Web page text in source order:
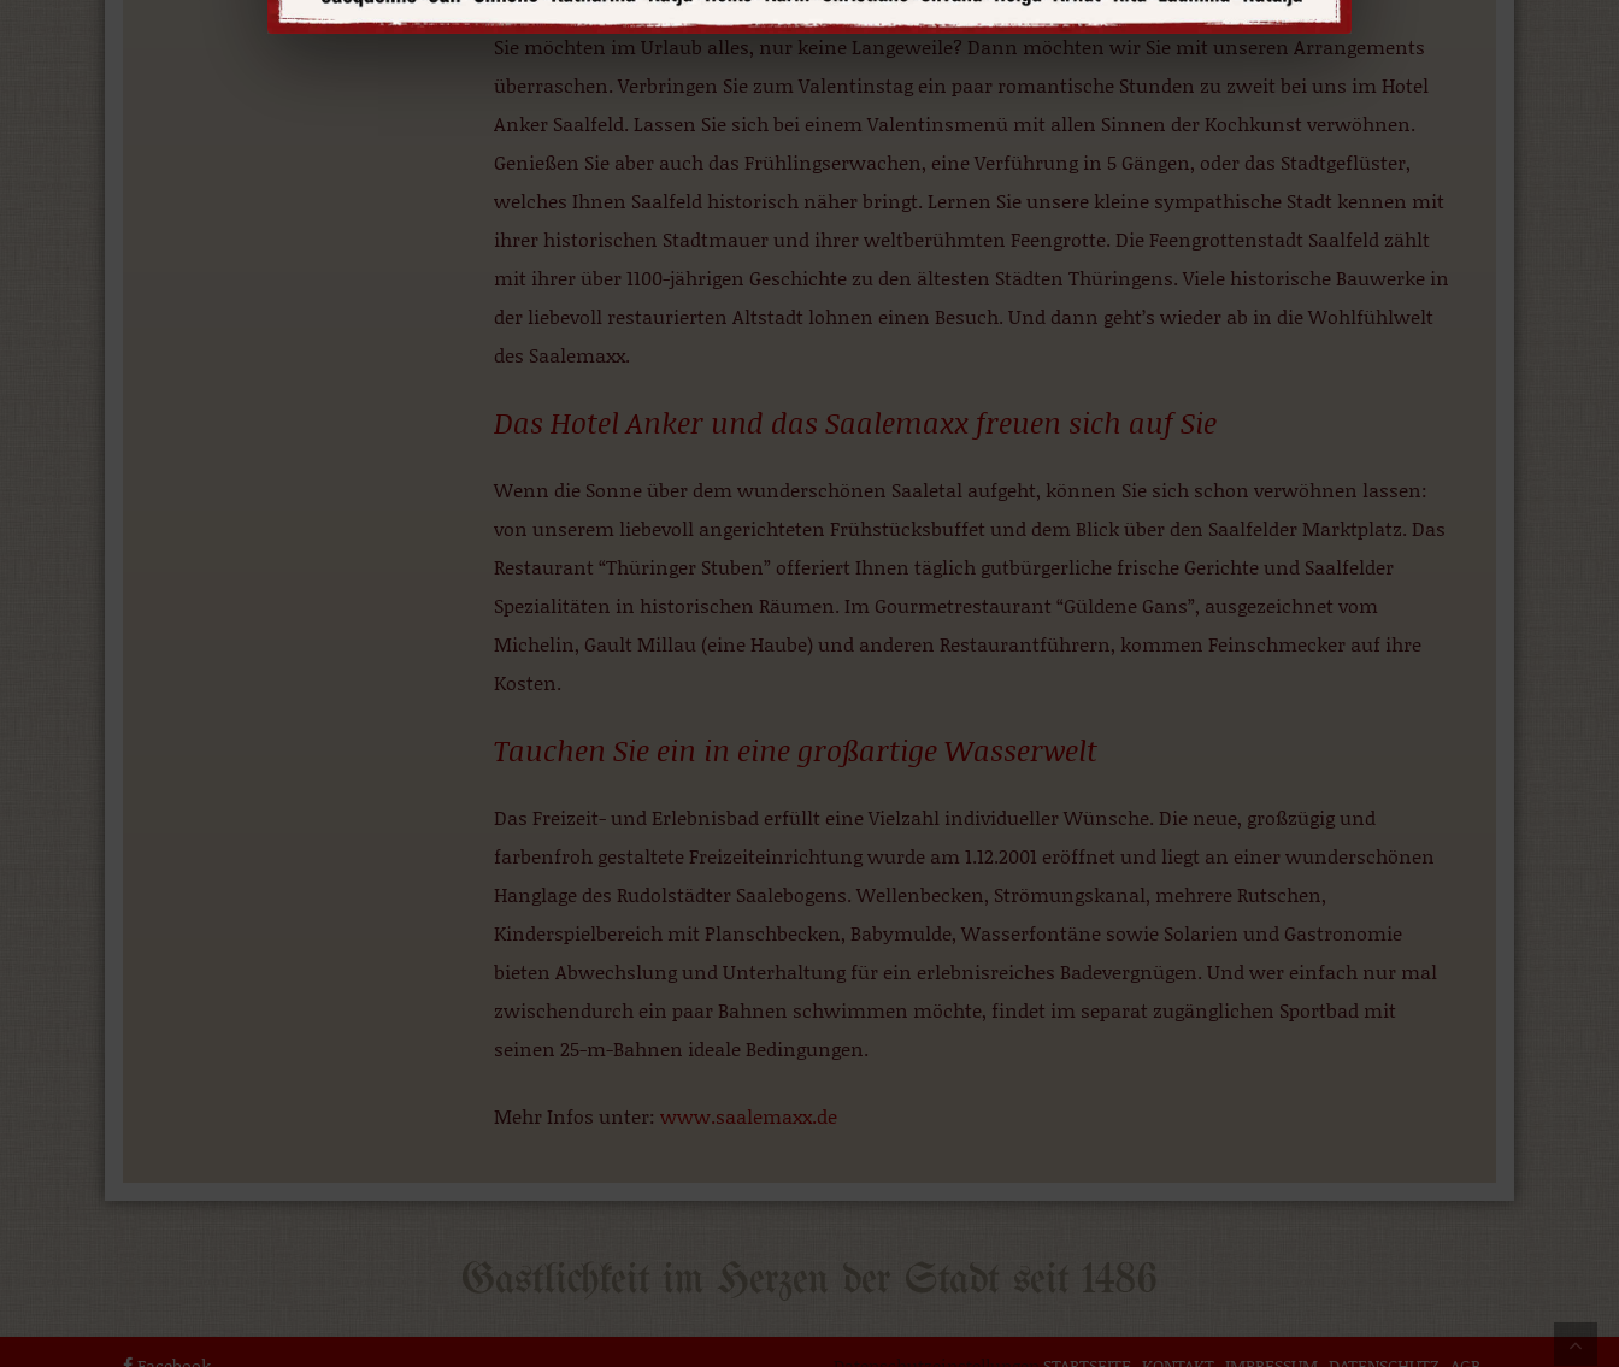
Sie möchten im Urlaub alles, nur keine Langeweile? Dann möchten wir Sie mit unseren Arrangements
überraschen. Verbringen Sie zum Valentinstag ein paar romantische Stunden zu zweit bei uns im Hotel
Anker Saalfeld. Lassen Sie sich bei einem Valentinsmenü mit allen Sinnen der Kochkunst verwöhnen.
Genießen Sie aber auch das Frühlingserwachen, eine Verführung in 5 Gängen, oder das Stadtgeflüster,
welches Ihnen Saalfeld historisch näher bringt. Lernen Sie unsere kleine sympathische Stadt kennen mit
ihrer historischen Stadtmauer und ihrer weltberühmten Feengrotte. Die Feengrottenstadt Saalfeld zählt
mit ihrer über 1100-jährigen Geschichte zu den ältesten Städten Thüringens. Viele historische Bauwerke in
der liebevoll restaurierten Altstadt lohnen einen Besuch. Und dann geht’s wieder ab in die Wohlfühlwelt
des Saalemaxx.
Das Hotel Anker und das Saalemaxx freuen sich auf Sie
Wenn die Sonne über dem wunderschönen Saaletal aufgeht, können Sie sich schon verwöhnen lassen:
von unserem liebevoll angerichteten Frühstücksbuffet und dem Blick über den Saalfelder Marktplatz. Das
Restaurant “Thüringer Stuben” offeriert Ihnen täglich gutbürgerliche frische Gerichte und Saalfelder
Spezialitäten in historischen Räumen. Im Gourmetrestaurant “Güldene Gans”, ausgezeichnet vom
Michelin, Gault Millau (eine Haube) und anderen Restaurantführern, kommen Feinschmecker auf ihre
Kosten.
Tauchen Sie ein in eine großartige Wasserwelt
Das Freizeit- und Erlebnisbad erfüllt eine Vielzahl individueller Wünsche. Die neue, großzügig und
farbenfroh gestaltete Freizeiteinrichtung wurde am 1.12.2001 eröffnet und liegt an einer wunderschönen
Hanglage des Rudolstädter Saalebogens. Wellenbecken, Strömungskanal, mehrere Rutschen,
Kinderspielbereich mit Planschbecken, Babymulde, Wasserfontäne sowie Solarien und Gastronomie
bieten Abwechslung und Unterhaltung für ein erlebnisreiches Badevergnügen. Und wer einfach nur mal
zwischendurch ein paar Bahnen schwimmen möchte, findet im separat zugänglichen Sportbad mit
seinen 25-m-Bahnen ideale Bedingungen.
Mehr Infos unter: www.saalemaxx.de